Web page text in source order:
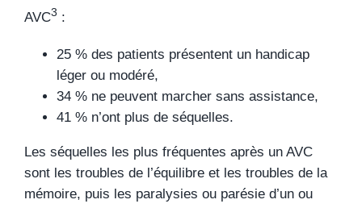
AVC3 :
25 % des patients présentent un handicap
léger ou modéré,
34 % ne peuvent marcher sans assistance,
41 % n’ont plus de séquelles.
Les séquelles les plus fréquentes après un AVC
sont les troubles de l’équilibre et les troubles de la
mémoire, puis les paralysies ou parésie d’un ou